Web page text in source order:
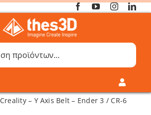
Online 3D Printing
Toggle
Καλάθι
Creality – Y Axis Belt – Ender 3 / CR-6